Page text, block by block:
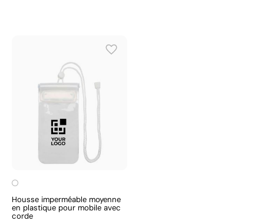
Housse imperméable moyenne
en plastique pour mobile avec
corde